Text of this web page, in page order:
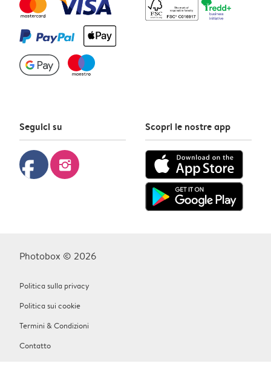
Seguici su
facebook instagram
Scopri le nostre app
Photobox © 2026
Politica sulla privacy
Politica sui cookie
Termini & Condizioni
Contatto